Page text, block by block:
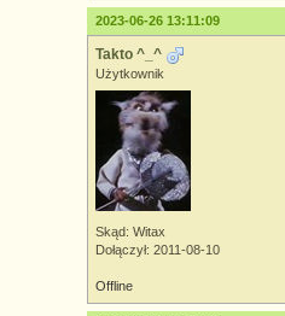
2023-06-26 13:11:09
Takto ^_^
Użytkownik
Skąd: Witax
Dołączył: 2011-08-10
Offline